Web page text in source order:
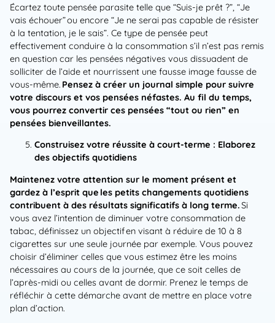
Écartez toute pensée parasite telle que “Suis-je prêt ?”, “Je
vais échouer” ou encore “Je ne serai pas capable de résister
à la tentation, je le sais”. Ce type de pensée peut
effectivement conduire à la consommation s’il n’est pas remis
en question car les pensées négatives vous dissuadent de
solliciter de l’aide et nourrissent une fausse image fausse de
vous-même. Pensez à créer un journal simple pour suivre
votre discours et vos pensées néfastes. Au fil du temps,
vous pourrez convertir ces pensées “tout ou rien” en
pensées bienveillantes.
Construisez votre réussite à court-terme : Elaborez
des objectifs quotidiens
Maintenez votre attention sur le moment présent et
gardez à l’esprit que les petits changements quotidiens
contribuent à des résultats significatifs à long terme.Si
vous avez l’intention de diminuer votre consommation de
tabac, définissez un objectifen visant à réduire de 10 à 8
cigarettes sur une seule journée par exemple. Vous pouvez
choisir d’éliminer celles que vous estimez être les moins
nécessaires au cours de la journée, que ce soit celles de
l’après-midi ou celles avant de dormir. Prenez le temps de
réfléchir à cette démarche avant de mettre en place votre
plan d’action.